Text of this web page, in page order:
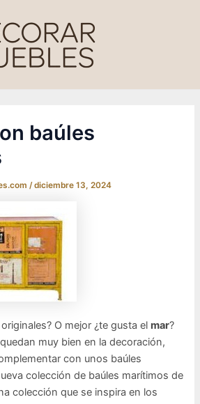
baúles
/diciembre 13, 2024
O mejor ¿te gusta el mar?
muy bien en la decoración,
con unos baúles
colección de baúles marítimos de
colección que se inspira en los